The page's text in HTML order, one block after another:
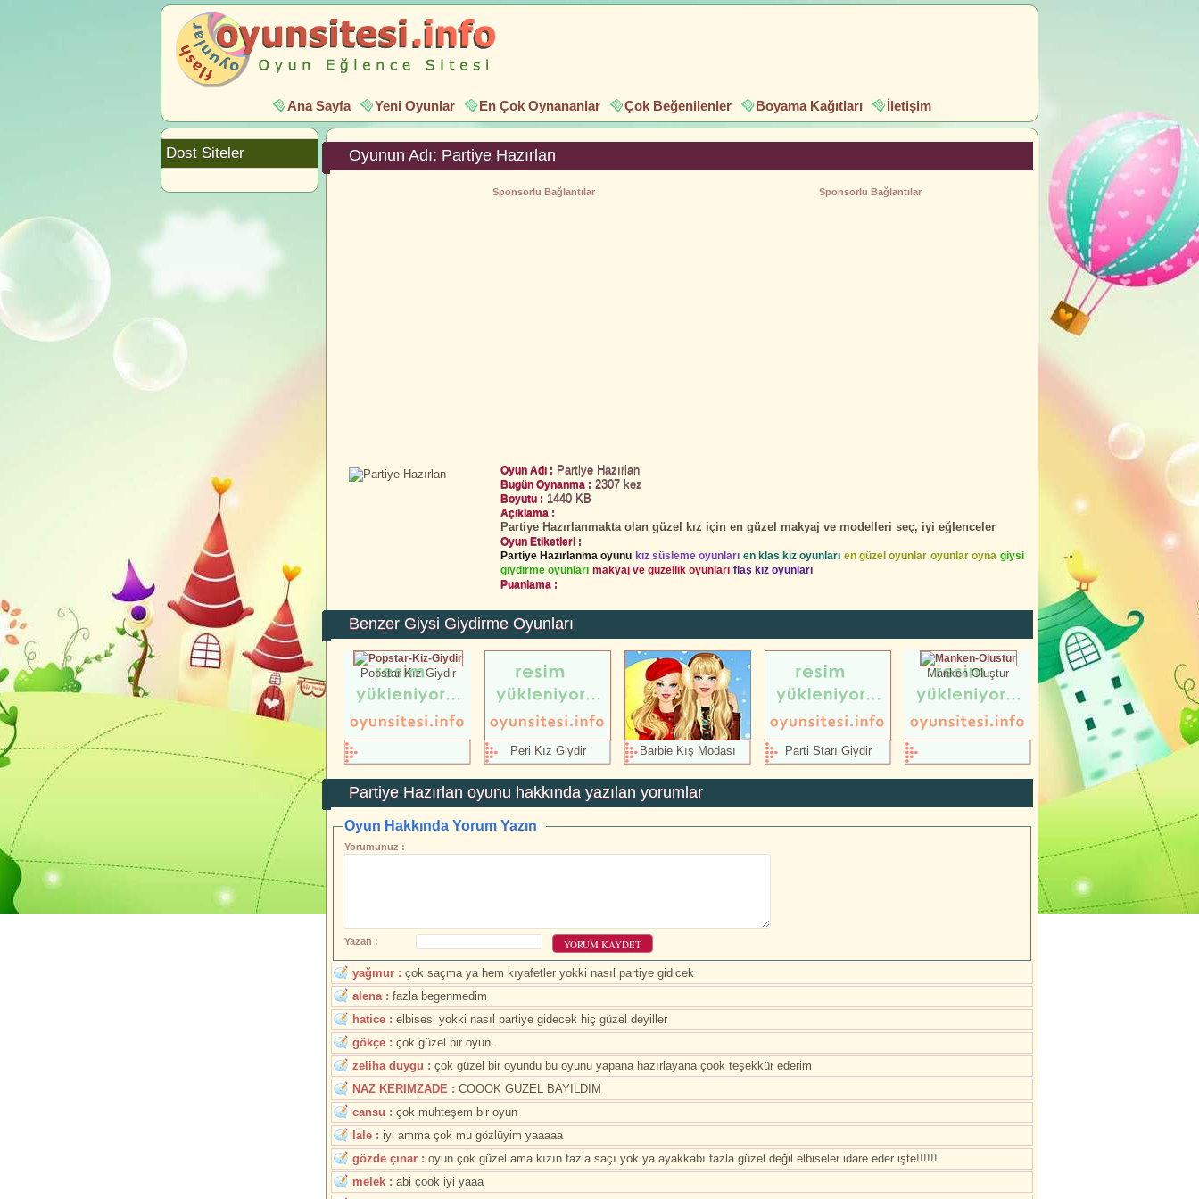
Ana Sayfa Yeni Oyunlar En Çok Oynananlar Çok Beğenilenler Boyama Kağıtları İletişim
Oyunun Adı: Partiye Hazırlan
Sponsorlu Bağlantılar
Sponsorlu Bağlantılar
Oyun Adı : Partiye Hazırlan
Bugün Oynanma : 2307 kez
Boyutu : 1440 KB
Açıklama :
Partiye Hazırlanmakta olan güzel kız için en güzel makyaj ve modelleri seç, iyi eğlenceler
Oyun Etiketleri :
Partiye Hazırlanma oyunu kız süsleme oyunları en klas kız oyunları en güzel oyunlar oyunlar oyna giysi
giydirme oyunları makyaj ve güzellik oyunları flaş kız oyunları
Puanlama :
Benzer Giysi Giydirme Oyunları
Popstar Kız Giydir
Peri Kız Giydir Barbie Kış Modası Parti Starı Giydir
Manken Oluştur
Partiye Hazırlan oyunu hakkında yazılan yorumlar
Oyun Hakkında Yorum Yazın
Yorumunuz :
Yazan : YORUM KAYDET
yağmur : çok saçma ya hem kıyafetler yokki nasıl partiye gidicek
alena : fazla begenmedim
hatice : elbisesi yokki nasıl partiye gidecek hiç güzel deyiller
gökçe : çok güzel bir oyun.
zeliha duygu : çok güzel bir oyundu bu oyunu yapana hazırlayana çook teşekkür ederim
NAZ KERIMZADE : COOOK GUZEL BAYILDIM
cansu : çok muhteşem bir oyun
lale : iyi amma çok mu gözlüyim yaaaaa
gözde çınar : oyun çok güzel ama kızın fazla saçı yok ya ayakkabı fazla güzel değil elbiseler idare eder işte!!!!!!
melek : abi çook iyi yaaa
Dost Siteler